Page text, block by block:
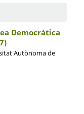
Democràtica
Autònoma de